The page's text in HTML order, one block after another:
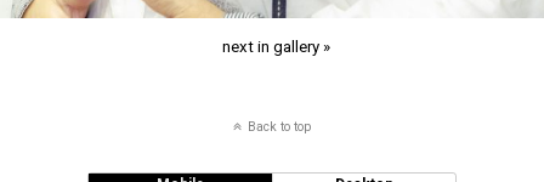
next in gallery »
Back to top